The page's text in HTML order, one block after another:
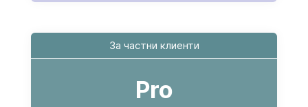
За частни клиенти
Pro